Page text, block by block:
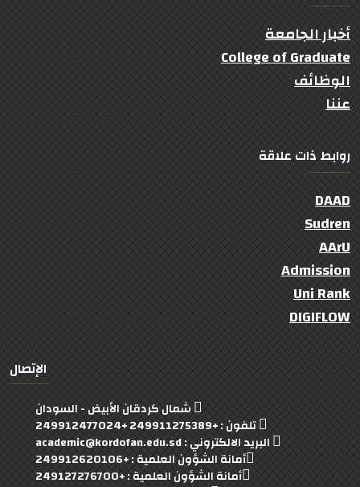
أخبار الجامعة
College of Graduate
الوظائف
عننا
روابط ذات علاقة
DAAD
Sudren
AArU
Admission
Uni Rank
DIGIFLOW
الإتصال
شمال كردقان الأبيض - السودان
تلفون : +249911275389 +249912477024
البريد الالكتروني : academic@kordofan.edu.sd
أمانة الشؤون العلمية : +249912620106
أمانة الشؤون العلمية : +249127276700